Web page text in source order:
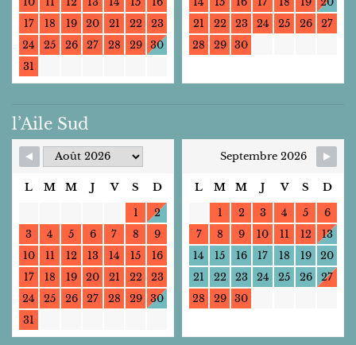
17
18 19 20 21 22
23
24
25 26 27 28 29
30
31
21
22 23 24 25 26
27
28
29 30
l’Aile Sud
L M M J V S
D
1
2
3
4 5 6 7 8
9
10
11 12 13 14 15
16
17
18 19 20 21 22
23
24
25 26 27 28 29
30
31
Septembre 2026
L M M J V S
D
1
2 3 4 5
6
7
8 9 10 11 12
13
14
15 16 17 18 19
20
21
22 23 24 25 26
27
28
29 30